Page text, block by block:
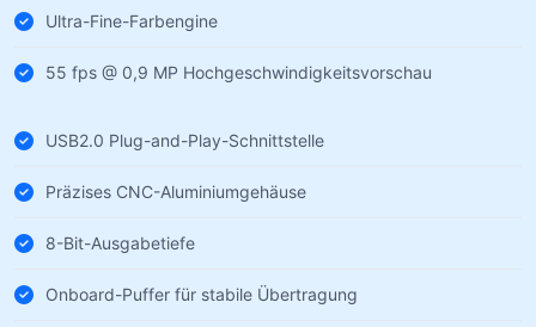
Ultra-Fine-Farbengine
55 fps @ 0,9 MP Hochgeschwindigkeitsvorschau
USB2.0 Plug-and-Play-Schnittstelle
Präzises CNC-Aluminiumgehäuse
8-Bit-Ausgabetiefe
Onboard-Puffer für stabile Übertragung